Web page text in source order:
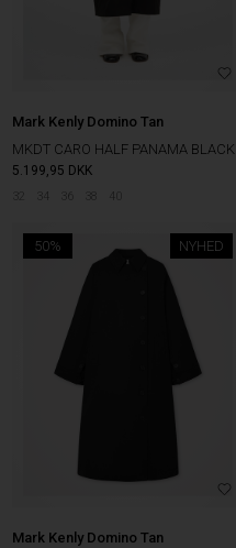
Mark Kenly Domino Tan
MKDT CARO HALF PANAMA BLACK
5.199,95 DKK
32 34 36 38
NYHED
50%
Mark Kenly Domino Tan